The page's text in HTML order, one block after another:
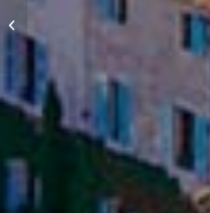
Pompes funèbres musulmanes
Menton 06500